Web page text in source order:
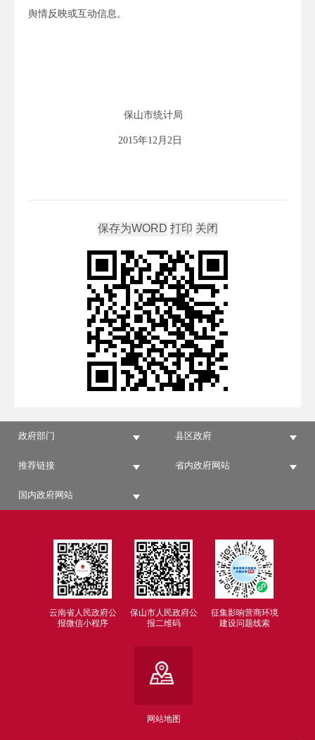
舆情反映或互动信息。
保山市统计局
2015年12月2日
政府部门 县区政府
推荐链接 省内政府网站
国内政府网站
云南省人民政府公
报微信小程序
保山市人民政府公
报二维码
征集影响营商环境
建设问题线索
网站地图